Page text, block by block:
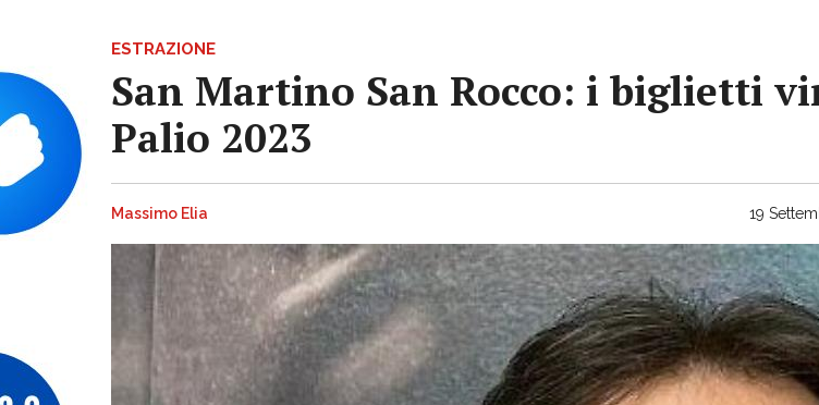
ESTRAZIONE
San Martino San Rocco: i biglietti
Palio 2023
Massimo Elia 19